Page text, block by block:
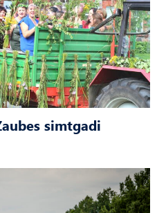
simtgadi